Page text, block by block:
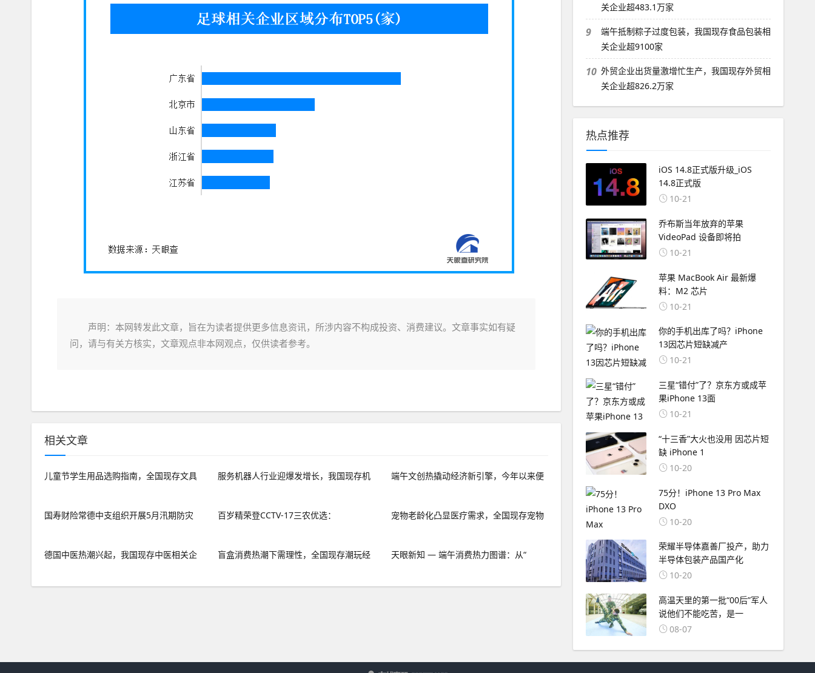
声明：本网转发此文章，旨在为读者提供更多信息资讯，所涉内容不构成投资、消费建议。文章事实如有疑
问，请与有关方核实，文章观点非本网观点，仅供读者参考。
相关文章
儿童节学生用品选购指南，全国现存文具 服务机器人行业迎爆发增长，我国现存机 端午文创热撬动经济新引擎，今年以来便
国寿财险常德中支组织开展5月汛期防灾 百岁精荣登CCTV-17三农优选： 宠物老龄化凸显医疗需求，全国现存宠物
德国中医热潮兴起，我国现存中医相关企 盲盒消费热潮下需理性，全国现存潮玩经 天眼新知 — 端午消费热力图谱：从“
关企业超483.1万家
9
端午抵制粽子过度包装，我国现存食品包装相
关企业超9100家
10 外贸企业出货量激增忙生产，我国现存外贸相
关企业超826.2万家
热点推荐
iOS 14.8正式版升级_iOS
14.8正式版
10-21
乔布斯当年放弃的苹果
VideoPad 设备即将拍
10-21
苹果 MacBook Air 最新爆
料：M2 芯片
10-21
你的手机出库了吗？iPhone
13因芯片短缺减产
10-21
三星“错付”了？京东方或成苹
果iPhone 13面
10-21
“十三香”大火也没用 因芯片短
缺 iPhone 1
10-20
75分！iPhone 13 Pro Max
DXO
10-20
荣耀半导体嘉善厂投产，助力
半导体包装产品国产化
10-20
高温天里的第一批“00后”军人
说他们不能吃苦，是一
08-07